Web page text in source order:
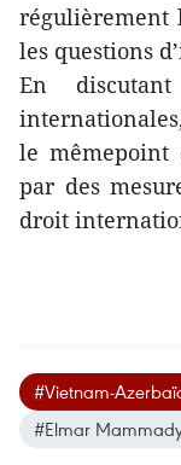
régulièrement
les questions
En
le mêmepoint
par des
droit
#Vietnam-
#Elmar